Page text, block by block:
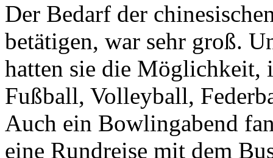
Der Bedarf der
betätigen, war sehr groß.
hatten sie die Möglichkeit,
Fußball, Volleyball,
Auch ein Bowlingabend
eine Rundreise mit dem